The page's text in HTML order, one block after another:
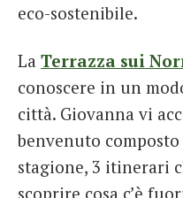
eco-sostenibile.
La Terrazza sui
conoscere in un
città. Giovanna vi
benvenuto
stagione, 3 itinerari
scoprire cosa c’è